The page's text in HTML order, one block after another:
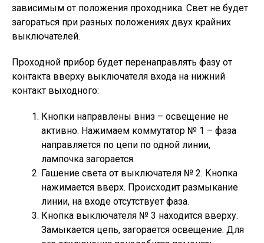
зависимым от положения проходника. Свет не будет
загораться при разных положениях двух крайних
выключателей.
Проходной прибор будет перенаправлять фазу от
контакта вверху выключателя входа на нижний
контакт выходного:
Кнопки направлены вниз – освещение не
активно. Нажимаем коммутатор № 1 – фаза
направляется по цепи по одной линии,
лампочка загорается.
Гашение света от выключателя № 2. Кнопка
нажимается вверх. Происходит размыкание
линии, на входе отсутствует фаза.
Кнопка выключателя № 3 находится вверху.
Замыкается цепь, загорается освещение. Для